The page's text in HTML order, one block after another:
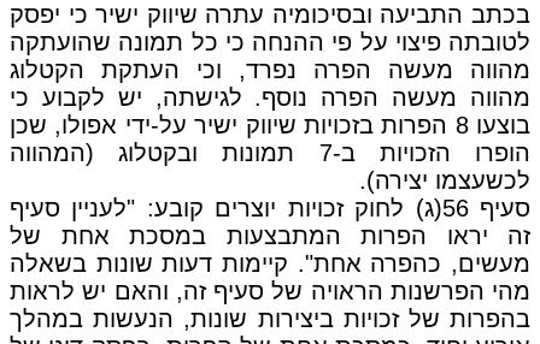
בכתב התביעה ובסיכומיה עתרה שיווק ישיר כי יפסק
לטובתה פיצוי על פי ההנחה כי כל תמונה שהועתקה
מהווה מעשה הפרה נפרד, וכי העתקת הקטלוג
מהווה מעשה הפרה נוסף. לגישתה, יש לקבוע כי
בוצעו 8 הפרות בזכויות שיווק ישיר על-ידי אפולו, שכן
הופרו הזכויות ב-7 תמונות ובקטלוג (המהווה
לכשעצמו יצירה).
סעיף 56(ג) לחוק זכויות יוצרים קובע: "לעניין סעיף
זה יראו הפרות המתבצעות במסכת אחת של
מעשים, כהפרה אחת". קיימות דעות שונות בשאלה
מהי הפרשנות הראויה של סעיף זה, והאם יש לראות
בהפרות של זכויות ביצירות שונות, הנעשות במהלך